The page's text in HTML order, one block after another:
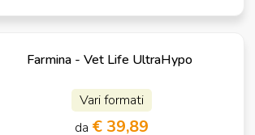
Farmina - Vet Life UltraHypo
Vari formati
da € 39,89